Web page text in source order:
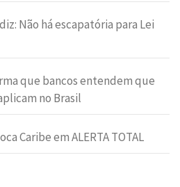
Não há escapatória para Lei
que bancos entendem que
no Brasil
Caribe em ALERTA TOTAL